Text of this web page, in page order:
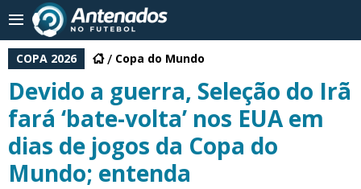
COPA 2026 Copa do Mundo
Devido a guerra, Seleção do Irã
fará ‘bate-volta’ nos EUA em
dias de jogos da Copa do
Mundo; entenda